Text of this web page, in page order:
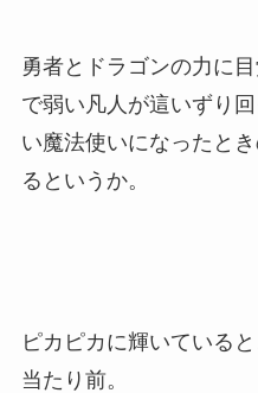
勇者とドラゴンの力に
で弱い凡人が這いずり
い魔法使いになったと
るというか。
ピカピカに輝いている
当たり前。